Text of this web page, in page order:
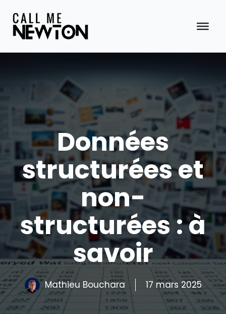
contenu
Données
structurées et
non-
structurées : à
savoir
Mathieu Bouchara 17 mars 2025